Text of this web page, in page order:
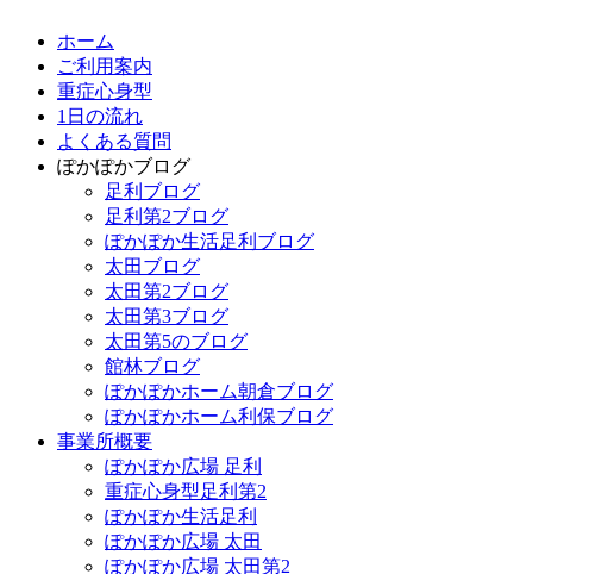
ホーム
ご利用案内
重症心身型
1日の流れ
よくある質問
ぽかぽかブログ
足利ブログ
足利第2ブログ
ぽかぽか生活足利ブログ
太田ブログ
太田第2ブログ
太田第3ブログ
太田第5のブログ
館林ブログ
ぽかぽかホーム朝倉ブログ
ぽかぽかホーム利保ブログ
事業所概要
ぽかぽか広場 足利
重症心身型足利第2
ぽかぽか生活足利
ぽかぽか広場 太田
ぽかぽか広場 太田第2